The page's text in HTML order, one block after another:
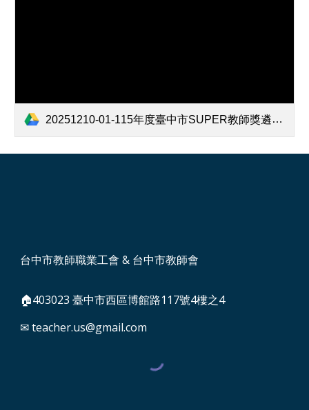
20251210-01-115年度臺中市SUPER教師獎遴選活動計畫(官網公告).pdf
台中市教師職業工會 & 台中市教師會
🏠403023 臺中市西區博館路117號4樓之4
✉ teacher.us@gmail.com